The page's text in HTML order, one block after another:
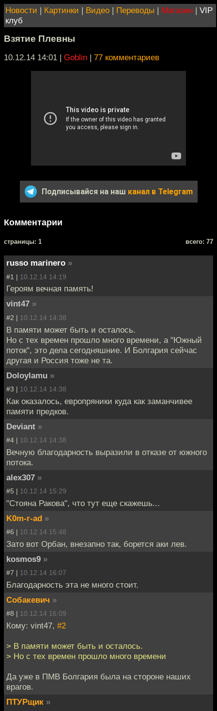
Новости | Картинки | Видео | Переводы | Магазин | VIP
клуб
Взятие Плевны
10.12.14 14:01 | Goblin | 77 комментариев
Подписывайся на наш канал в Telegram
Комментарии
cтраницы: 1 всего: 77
russo marinero »
#1 | 10.12.14 14:19
Героям вечная память!
vint47 »
#2 | 10.12.14 14:38
В памяти может быть и осталось.
Но с тех времен прошло много времени, а "Южный
поток", это дела сегодняшние. И Болгария сейчас
другая и Россия тоже не та.
Doloylamu »
#3 | 10.12.14 14:38
Как оказалось, европряники куда как заманчивее
памяти предков.
Deviant »
#4 | 10.12.14 14:38
Вечную благодарность выразили в отказе от южного
потока.
alex307 »
#5 | 10.12.14 15:29
"Стояна Ракова", что тут еще скажешь...
K0m-r-ad »
#6 | 10.12.14 15:48
Зато вот Орбан, внезапно так, борется аки лев.
kosmos9 »
#7 | 10.12.14 16:07
Благодарность эта не много стоит.
Собакевич »
#8 | 10.12.14 16:09
Кому: vint47, #2
> В памяти может быть и осталось.
> Но с тех времен прошло много времени
Да уже в ПМВ Болгария была на стороне наших
врагов.
ПТУРщик »